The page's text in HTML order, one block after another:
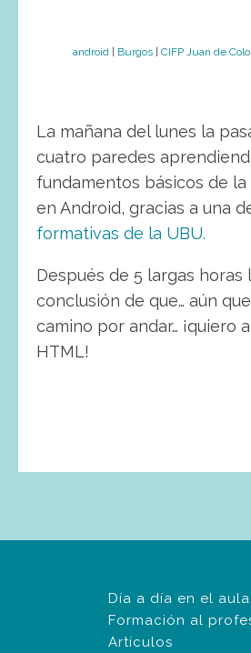
android
Burgos CIFP Juan de
La mañana del lunes la
cuatro paredes
fundamentos básicos de
en Android, gracias a una
formativas de la UBU.
Después de 5 largas horas
conclusión de que… aún
camino por andar… ¡quiero
HTML!
Día a día en el aula
Formación al
Artículos